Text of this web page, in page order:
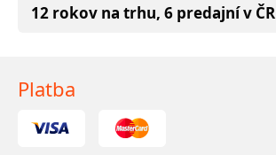
12 rokov na trhu, 6 predajní v ČR
Platba